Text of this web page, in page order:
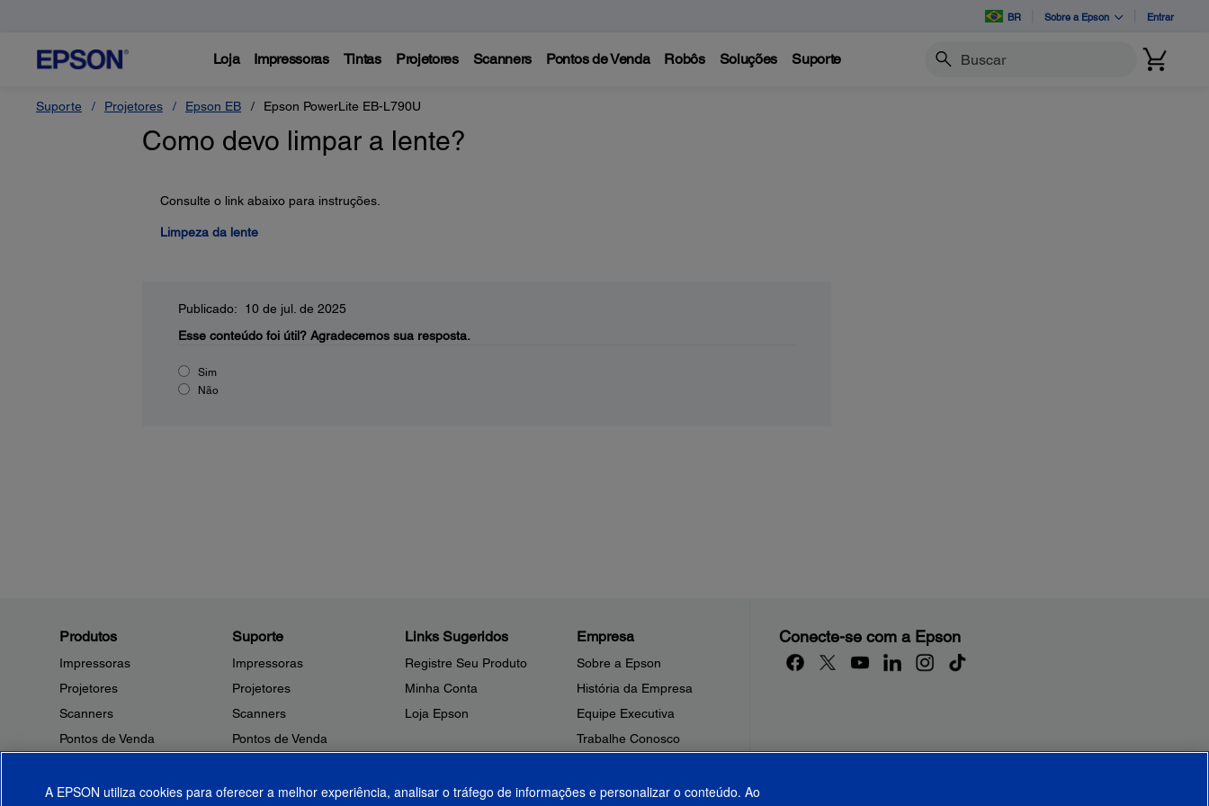
BR Sobre a Epson Entrar
Loja Impressoras Tintas Projetores Scanners Pontos de Venda Robôs Soluções Suporte Buscar
Suporte Projetores Epson EB Epson PowerLite EB-L790U
Como devo limpar a lente?
Consulte o link abaixo para instruções.
Limpeza da lente
Publicado: 10 de jul. de 2025
Esse conteúdo foi útil? Agradecemos sua resposta.
Sim
Não
Produtos
Impressoras
Projetores
Scanners
Pontos de Venda
Microdispositivos
Suporte
Impressoras
Projetores
Scanners
Pontos de Venda
Outros Produtos
Links Sugeridos
Registre Seu Produto
Minha Conta
Loja Epson
Empresa
Sobre a Epson
História da Empresa
Equipe Executiva
Trabalhe Conosco
Fale Conosco
Conecte-se com a Epson
A EPSON utiliza cookies para oferecer a melhor experiência, analisar o tráfego de informações e personalizar o conteúdo. Ao